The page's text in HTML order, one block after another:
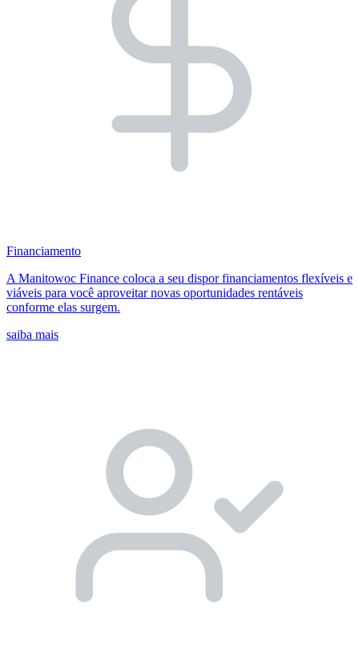
Financiamento
A Manitowoc Finance coloca a seu dispor financiamentos flexíveis e
viáveis para você aproveitar novas oportunidades rentáveis
conforme elas surgem.
saiba mais